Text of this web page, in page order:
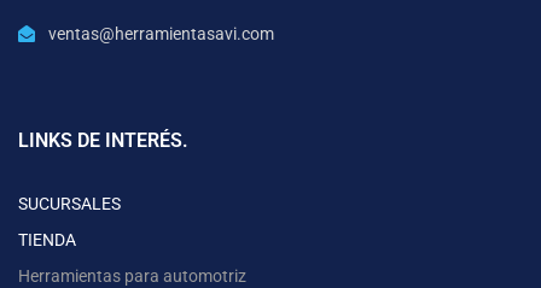
ventas@herramientasavi.com
LINKS DE INTERÉS.
SUCURSALES
TIENDA
Herramientas para automotriz